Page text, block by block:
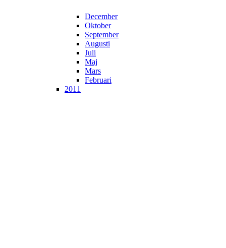
December
Oktober
September
Augusti
Juli
Maj
Mars
Februari
2011